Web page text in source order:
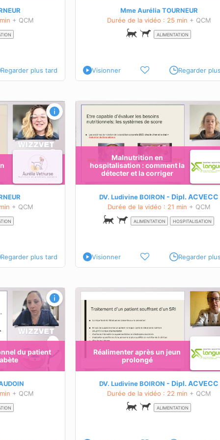
+ QCM
Regarder plus tard
Mme Aurélia TOURNEUR
Durée de la vidéo : 25 min + QCM
ALIMENTATION
formation
Visionner Regarder
+ QCM
Regarder plus tard
Malnutrition en
hospitalisation : comment la
détecter et la corriger
DV. Ludivine BOIRON Dipl.ACVECC
Durée de la vidéo : 21 min + QCM
ALIMENTATION HOSPITALISATION
: comment la
est présente,
formation
Visionner Regarder
Accompagnement nutritionnel du
cancéreux
OBJECTIFS PÉDAGOGIQUES
Nouvelles avancées
Intérêts et caractéristiques d'un aliment
En savoir plus sur cette formation
du patient
+ QCM
Réalimenter après un jeun
prolongé
DV. Ludivine BOIRON Dipl.ACVECC
Durée de la vidéo : 22 min + QCM
ALIMENTATION
prolongé
Accompagnement nutritionnel du
souffre de troubles digestifs
OBJECTIFS PÉDAGOGIQUES
Différencier les mécanismes de ces troubles
Aliment diététique: lequel, pourquoi et dans
cas?
En savoir plus sur cette formation